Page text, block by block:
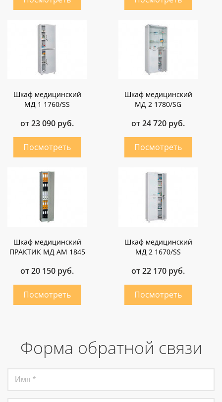
Шкаф медицинский
МД 1 1760/SS
от 23 090 руб.
Шкаф медицинский
МД 2 1780/SG
от 24 720 руб.
Шкаф медицинский
ПРАКТИК МД AM 1845
от 20 150 руб.
Шкаф медицинский
МД 2 1670/SS
от 22 170 руб.
Форма обратной связи